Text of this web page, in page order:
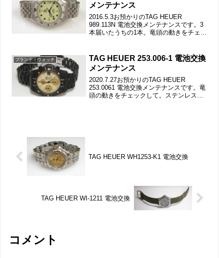
メンテナンス
2016.5.3お預かりのTAG HEUER
989.113N 電池交換メンテナンスです。3
本届いたうちの1本。竜頭の動きをチェッ
ステンレス無垢バンドに三つ折れダブル
ロ...
ブランド・ウォッチ
TAG HEUER 253.006-1 電池交換
メンテナンス
2020.7.27お預かりのTAG HEUER
253.0061 電池交換メンテナンスです。竜
頭の動きをチェックして。ステンレス無
TAG HEUER WH1253-K1 電池交換
TAG HEUER WI-1211 電池交換
コメント